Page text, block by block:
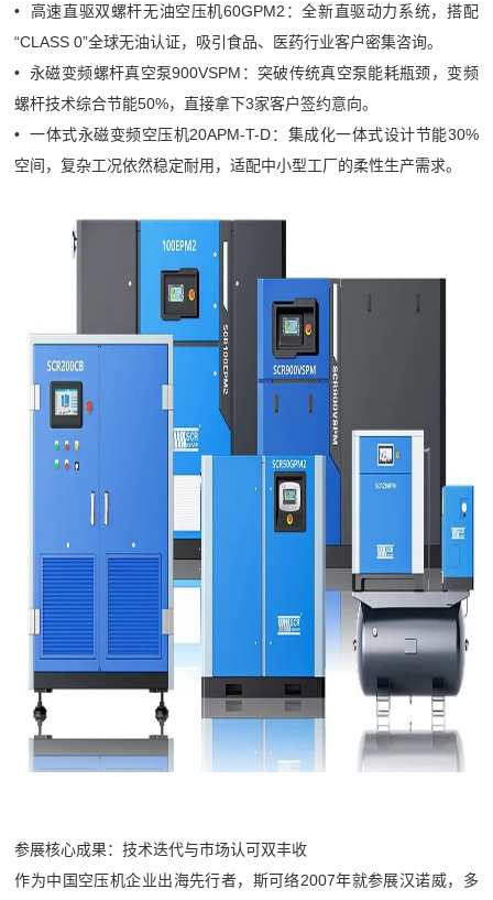
• 高速直驱双螺杆无油空压机60GPM2：全新直驱动力系统，搭配
“CLASS 0”全球无油认证，吸引食品、医药行业客户密集咨询。
• 永磁变频螺杆真空泵900VSPM：突破传统真空泵能耗瓶颈，变频
螺杆技术综合节能50%，直接拿下3家客户签约意向。
• 一体式永磁变频空压机20APM-T-D：集成化一体式设计节能30%
空间，复杂工况依然稳定耐用，适配中小型工厂的柔性生产需求。
参展核心成果：技术迭代与市场认可双丰收
作为中国空压机企业出海先行者，斯可络2007年就参展汉诺威，多